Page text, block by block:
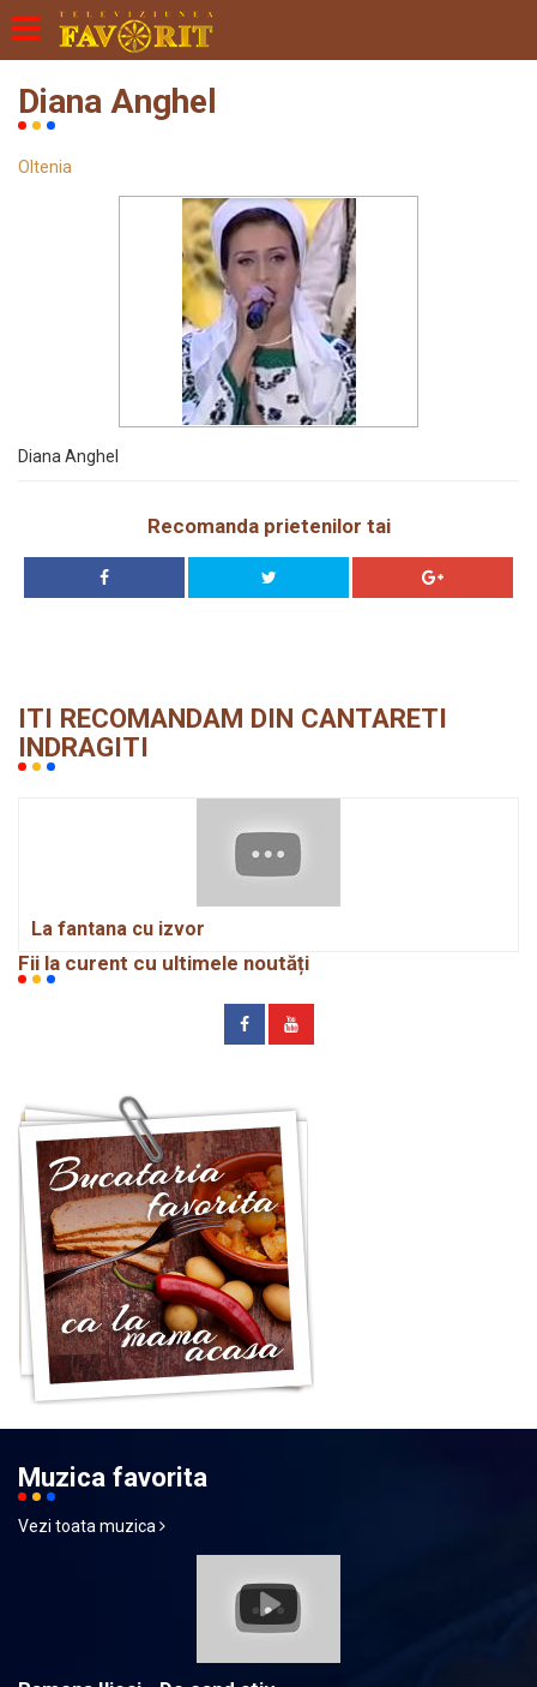
Diana Anghel
Oltenia
Diana Anghel
Recomanda prietenilor tai
ITI RECOMANDAM DIN CANTARETI
INDRAGITI
La fantana cu izvor
Fii la curent cu ultimele noutăți
Muzica favorita
Vezi toata muzica